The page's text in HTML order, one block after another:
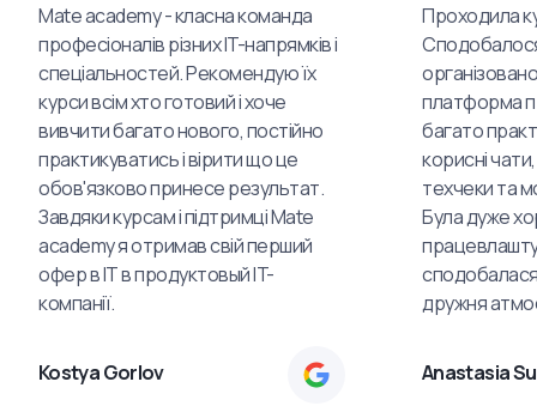
Mate academy - класна команда
професіоналів різних IT-напрямків і
спеціальностей. Рекомендую їх
курси всім хто готовий і хоче
вивчити багато нового, постійно
практикуватись і вірити що це
обов'язково принесе результат.
Завдяки курсам і підтримці Mate
academy я отримав свій перший
офер в IT в продуктовый IT-
компанії.
Kostya Gorlov
Проходила
платформа
багато
корисні
техчеки та
Була дуже
дружня
Anastasia